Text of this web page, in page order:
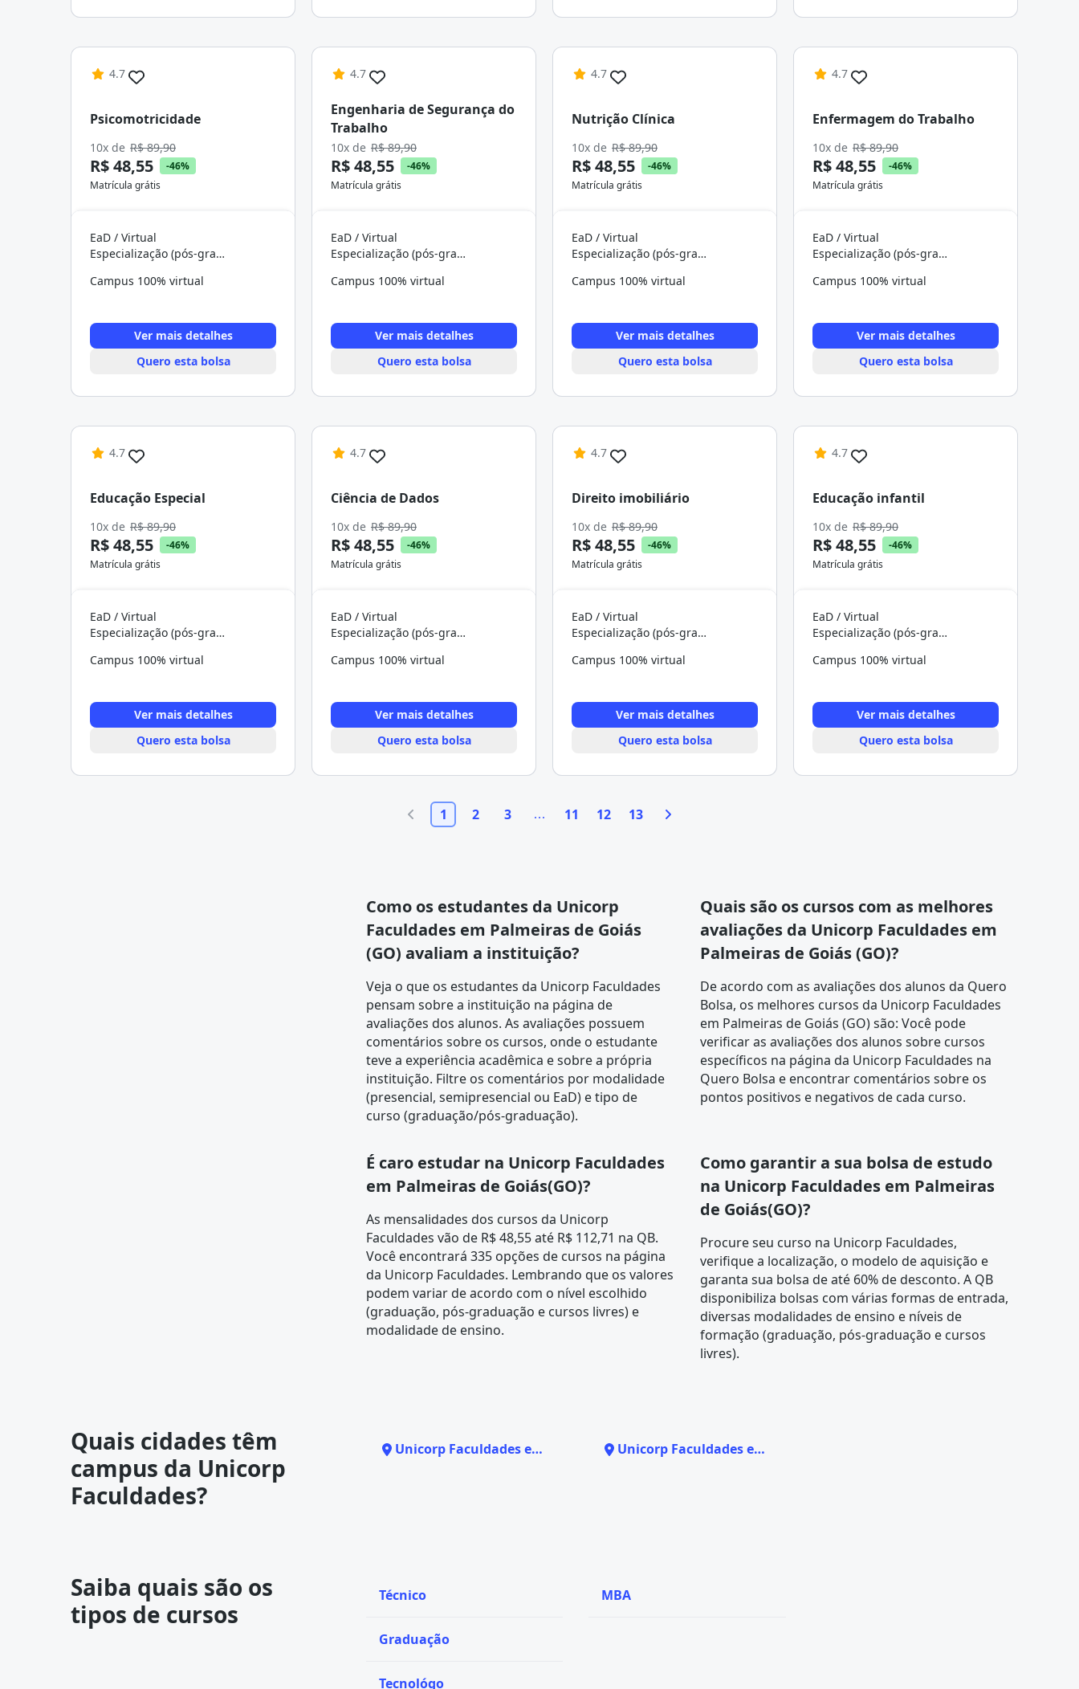
4.7
Psicomotricidade
10x de R$ 89,90
R$ 48,55
-46%
Matrícula grátis
EaD / Virtual
Especialização (pós-graduação)
Campus 100% virtual
Ver mais detalhes
Quero esta bolsa
4.7
Engenharia de Segurança do
Trabalho
10x de R$ 89,90
R$ 48,55
-46%
Matrícula grátis
EaD / Virtual
Especialização (pós-graduação)
Campus 100% virtual
Ver mais detalhes
Quero esta bolsa
4.7
Nutrição Clínica
10x de R$ 89,90
R$ 48,55
-46%
Matrícula grátis
EaD / Virtual
Especialização (pós-graduação)
Campus 100% virtual
Ver mais detalhes
Quero esta bolsa
4.7
Enfermagem do Trabalho
10x de R$ 89,90
R$ 48,55
-46%
Matrícula grátis
EaD / Virtual
Especialização (pós-graduação)
Campus 100% virtual
Ver mais detalhes
Quero esta bolsa
4.7
Educação Especial
10x de R$ 89,90
R$ 48,55
-46%
Matrícula grátis
EaD / Virtual
Especialização (pós-graduação)
Campus 100% virtual
Ver mais detalhes
Quero esta bolsa
4.7
Ciência de Dados
10x de R$ 89,90
R$ 48,55
-46%
Matrícula grátis
EaD / Virtual
Especialização (pós-graduação)
Campus 100% virtual
Ver mais detalhes
Quero esta bolsa
4.7
Direito imobiliário
10x de R$ 89,90
R$ 48,55
-46%
Matrícula grátis
EaD / Virtual
Especialização (pós-graduação)
Campus 100% virtual
Ver mais detalhes
Quero esta bolsa
4.7
Educação infantil
10x de R$ 89,90
R$ 48,55
-46%
Matrícula grátis
EaD / Virtual
Especialização (pós-graduação)
Campus 100% virtual
Ver mais detalhes
Quero esta bolsa
1 2 3 11 12 13
Como os estudantes da Unicorp
Faculdades em Palmeiras de Goiás
(GO) avaliam a instituição?
Veja o que os estudantes da Unicorp Faculdades
pensam sobre a instituição na página de
avaliações dos alunos. As avaliações possuem
comentários sobre os cursos, onde o estudante
teve a experiência acadêmica e sobre a própria
instituição. Filtre os comentários por modalidade
(presencial, semipresencial ou EaD) e tipo de
curso (graduação/pós-graduação).
Quais são os cursos com as melhores
avaliações da Unicorp Faculdades em
Palmeiras de Goiás (GO)?
De acordo com as avaliações dos alunos da Quero
Bolsa, os melhores cursos da Unicorp Faculdades
em Palmeiras de Goiás (GO) são: Você pode
verificar as avaliações dos alunos sobre cursos
específicos na página da Unicorp Faculdades na
Quero Bolsa e encontrar comentários sobre os
pontos positivos e negativos de cada curso.
É caro estudar na Unicorp Faculdades
em Palmeiras de Goiás(GO)?
As mensalidades dos cursos da Unicorp
Faculdades vão de R$ 48,55 até R$ 112,71 na QB.
Você encontrará 335 opções de cursos na página
da Unicorp Faculdades. Lembrando que os valores
podem variar de acordo com o nível escolhido
(graduação, pós-graduação e cursos livres) e
modalidade de ensino.
Como garantir a sua bolsa de estudo
na Unicorp Faculdades em Palmeiras
de Goiás(GO)?
Procure seu curso na Unicorp Faculdades,
verifique a localização, o modelo de aquisição e
garanta sua bolsa de até 60% de desconto. A QB
disponibiliza bolsas com várias formas de entrada,
diversas modalidades de ensino e níveis de
formação (graduação, pós-graduação e cursos
livres).
Quais cidades têm
campus da Unicorp
Faculdades?
Unicorp Faculdades em
Unicorp Faculdades em
Saiba quais são os
tipos de cursos
Técnico
Graduação
Tecnológo
MBA